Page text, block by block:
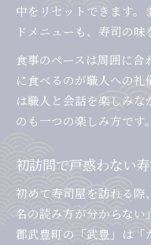
中をリセットできます。
ドメニューも、寿司の味
食事のペースは周囲に
に食べるのが職人への
は職人と会話を楽しみな
のも一つの楽しみ方です。
初訪問で戸惑わない
初めて寿司屋を訪れる
名の読み方が分からな
郡武豊町の「武豊」は